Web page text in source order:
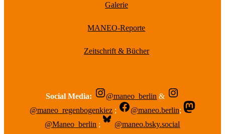
Galerie
MANEO-Reporte
Zeitschrift & Bücher
Social Media: @maneo_berlin &
@maneo_regenbogenkiez ; @maneo.berlin;
@Maneo_berlin ; @maneo.bsky.social